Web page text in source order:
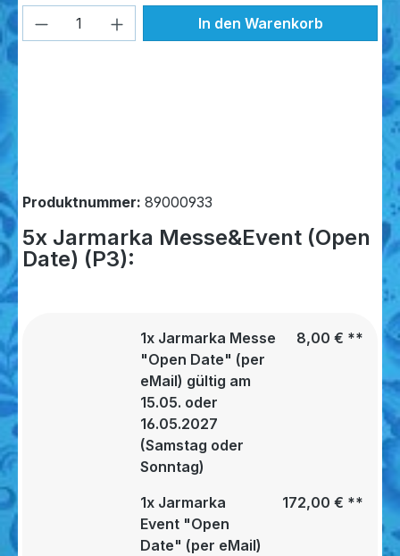
Produkt Anzahl: Gib den
In den Warenkorb
Produktnummer: 89000933
5x Jarmarka Messe&Event (Open
Date) (P3):
1x Jarmarka Messe
"Open Date" (per
eMail) gültig am
15.05. oder
16.05.2027
(Samstag oder
Sonntag)
8,00 € **
1x Jarmarka
Event "Open
Date" (per eMail)
172,00 € **